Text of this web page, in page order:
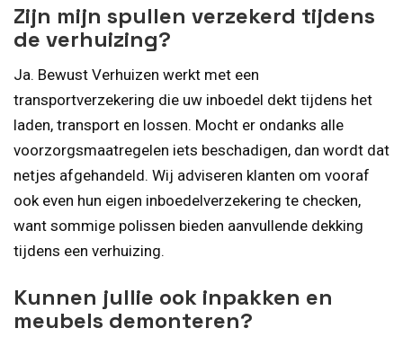
Zijn mijn spullen verzekerd tijdens
de verhuizing?
Ja. Bewust Verhuizen werkt met een
transportverzekering die uw inboedel dekt tijdens het
laden, transport en lossen. Mocht er ondanks alle
voorzorgsmaatregelen iets beschadigen, dan wordt dat
netjes afgehandeld. Wij adviseren klanten om vooraf
ook even hun eigen inboedelverzekering te checken,
want sommige polissen bieden aanvullende dekking
tijdens een verhuizing.
Kunnen jullie ook inpakken en
meubels demonteren?